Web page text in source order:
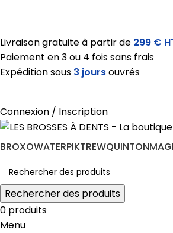
Livraison gratuiteà partir de 299 €
Paiement en 3 ou 4 fois sans frais
Expédition sous 3 joursouvrés
Connexion / Inscription
BROXOWATERPIKTREWQUINTON
Rechercher des produits
0 produits
Menu